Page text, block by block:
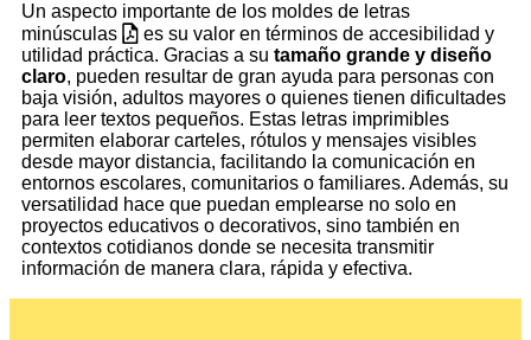
Un aspecto importante de los moldes de letras
minúsculas
es su valor en términos de accesibilidad y
utilidad práctica. Gracias a su tamaño grande y diseño
claro, pueden resultar de gran ayuda para personas con
baja visión, adultos mayores o quienes tienen dificultades
para leer textos pequeños. Estas letras imprimibles
permiten elaborar carteles, rótulos y mensajes visibles
desde mayor distancia, facilitando la comunicación en
entornos escolares, comunitarios o familiares. Además, su
versatilidad hace que puedan emplearse no solo en
proyectos educativos o decorativos, sino también en
contextos cotidianos donde se necesita transmitir
información de manera clara, rápida y efectiva.